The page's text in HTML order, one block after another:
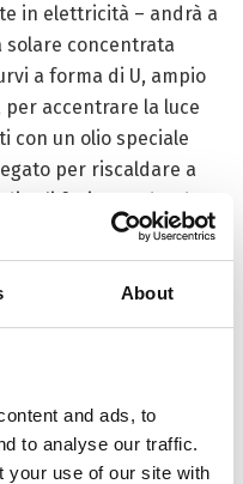
About
and ads, to
to analyse our traffic.
your use of our site with
in elettricità – andrà a
solare concentrata
a forma di U, ampio
accentrare la luce
con un olio speciale
per riscaldare a
sali fusi – rendendo
termale.
dal fatto che, mentre
energia fino a 6
così a ridurre il
fonte energetica.